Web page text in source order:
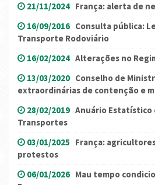
21/11/2024 França: alerta de
16/09/2016 Consulta pública:
Transporte Rodoviário
16/02/2024 Alterações no
13/03/2020 Conselho de
extraordinárias de contenção e
28/02/2019 Anuário Estatístico
Transportes
03/01/2025 França:
protestos
06/01/2026 Mau tempo